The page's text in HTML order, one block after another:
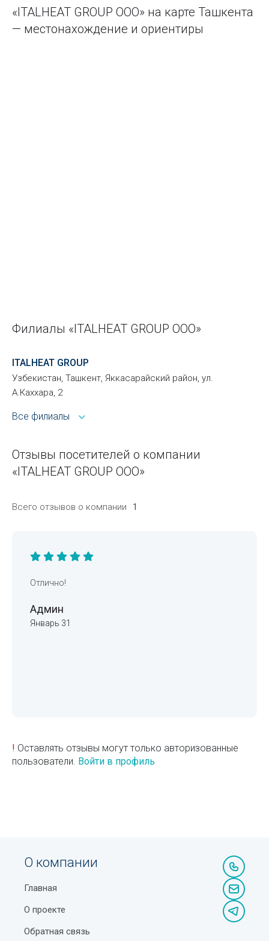
«ITALHEAT GROUP ООО» на карте Ташкента
— местонахождение и ориентиры
Филиалы «ITALHEAT GROUP ООО»
ITALHEAT GROUP
Узбекистан, Ташкент, Яккасарайский район, ул.
А.Каххара, 2
Все филиалы
Отзывы посетителей о компании
«ITALHEAT GROUP ООО»
Всего отзывов о компании 1
Отлично!
Админ
Январь 31
! Оставлять отзывы могут только авторизованные
пользователи. Войти в профиль
О компании
Главная
О проекте
Обратная связь